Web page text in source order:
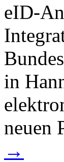
eID-
in
neuen
→